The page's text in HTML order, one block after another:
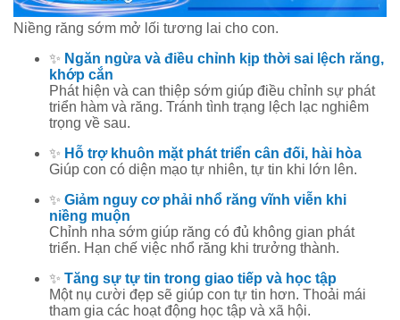
Niềng răng sớm mở lối tương lai cho con.
✨ Ngăn ngừa và điều chỉnh kịp thời sai lệch răng,
khớp cắn
Phát hiện và can thiệp sớm giúp điều chỉnh sự phát
triển hàm và răng. Tránh tình trạng lệch lạc nghiêm
trọng về sau.
✨ Hỗ trợ khuôn mặt phát triển cân đối, hài hòa
Giúp con có diện mạo tự nhiên, tự tin khi lớn lên.
✨ Giảm nguy cơ phải nhổ răng vĩnh viễn khi
niềng muộn
Chỉnh nha sớm giúp răng có đủ không gian phát
triển. Hạn chế việc nhổ răng khi trưởng thành.
✨ Tăng sự tự tin trong giao tiếp và học tập
Một nụ cười đẹp sẽ giúp con tự tin hơn. Thoải mái
tham gia các hoạt động học tập và xã hội.